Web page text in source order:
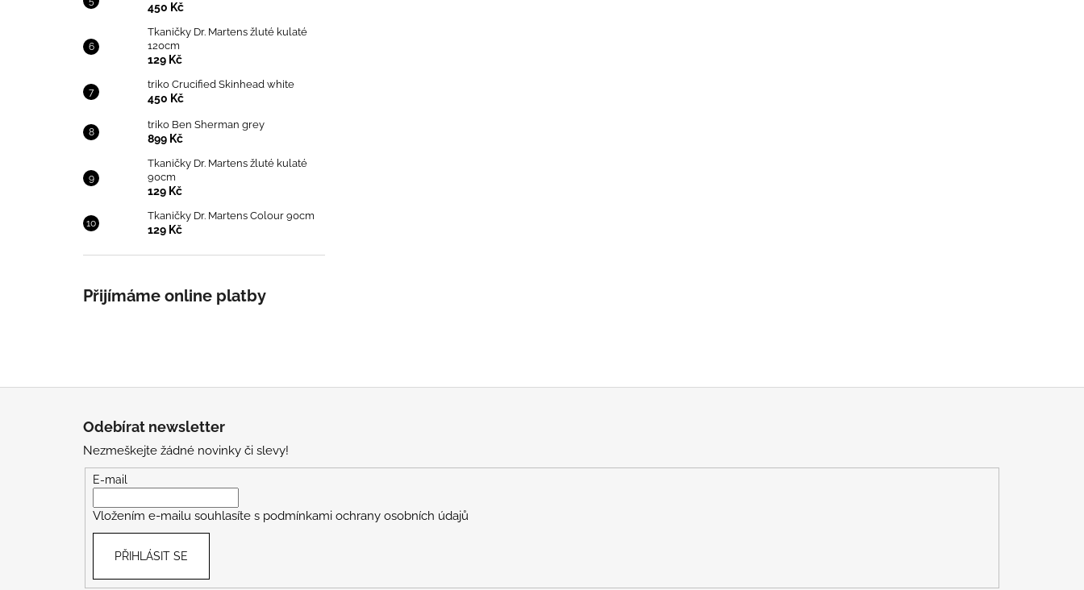
450 Kč
Tkaničky Dr. Martens žluté kulaté
120cm
129 Kč
triko Crucified Skinhead white
450 Kč
triko Ben Sherman grey
899 Kč
Tkaničky Dr. Martens žluté kulaté
90cm
129 Kč
Tkaničky Dr. Martens Colour 90cm
129 Kč
Přijímáme online platby
Odebírat newsletter
Nezmeškejte žádné novinky či slevy!
E-mail
Vložením e-mailu souhlasíte s podmínkami ochrany osobních údajů
PŘIHLÁSIT SE